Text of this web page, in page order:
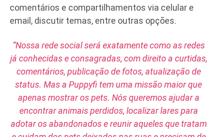
comentários e compartilhamentos via celular e
email, discutir temas, entre outras opções.
“Nossa rede social será exatamente como as redes
já conhecidas e consagradas, com direito a curtidas,
comentários, publicação de fotos, atualização de
status. Mas a Puppyfi tem uma missão maior que
apenas mostrar os pets. Nós queremos ajudar a
encontrar animais perdidos, localizar lares para
adotar os abandonados e reunir aqueles que tratam